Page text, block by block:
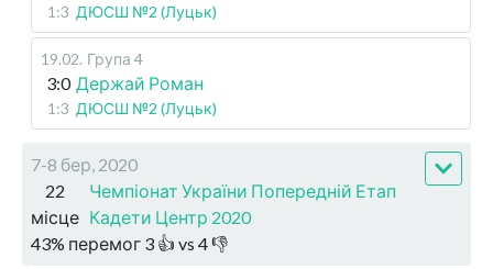
1:3 ДЮСШ №2 (Луцьк)
19.02. Група 4
3:0 Держай Роман
1:3 ДЮСШ №2 (Луцьк)
7-8 бер, 2020
22
місце
Чемпіонат України Попередній Етап
Кадети Центр 2020
43% перемог 3 👍 vs 4👎